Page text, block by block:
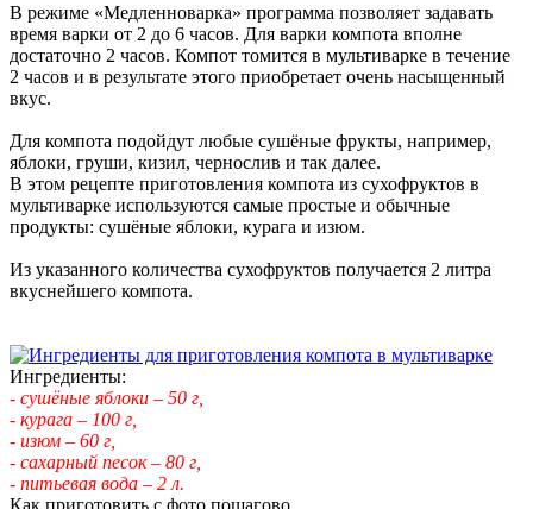
В режиме «Медленноварка» программа позволяет задавать
время варки от 2 до 6 часов. Для варки компота вполне
достаточно 2 часов. Компот томится в мультиварке в течение
2 часов и в результате этого приобретает очень насыщенный
вкус.
Для компота подойдут любые сушёные фрукты, например,
яблоки, груши, кизил, чернослив и так далее.
В этом рецепте приготовления компота из сухофруктов в
мультиварке используются самые простые и обычные
продукты: сушёные яблоки, курага и изюм.
Из указанного количества сухофруктов получается 2 литра
вкуснейшего компота.
Ингредиенты:
- сушёные яблоки – 50 г,
- курага – 100 г,
- изюм – 60 г,
- сахарный песок – 80 г,
- питьевая вода – 2 л.
Как приготовить с фото пошагово